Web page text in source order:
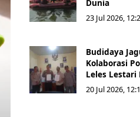
Dunia
23 Jul 2026,
Budidaya
Kolaborasi
Leles Lestari
20 Jul 2026,